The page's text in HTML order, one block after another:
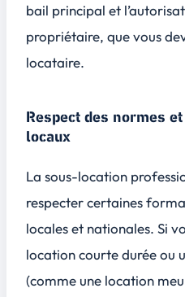
bail principal et
propriétaire, que vous
locataire.
Respect des normes
locaux
La sous-location
respecter certaines
locales et nationales. Si
location courte durée ou
(comme une location